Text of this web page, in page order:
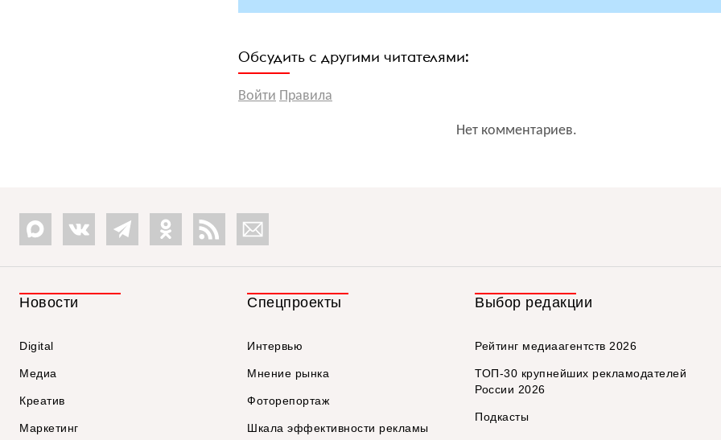
Обсудить с другими читателями:
Войти Правила
Нет комментариев.
Новости
Digital
Медиа
Креатив
Маркетинг
Спецпроекты
Интервью
Мнение рынка
Фоторепортаж
Шкала эффективности рекламы
Выбор редакции
Рейтинг медиаагентств 2026
ТОП-30 крупнейших рекламодателей
России 2026
Подкасты